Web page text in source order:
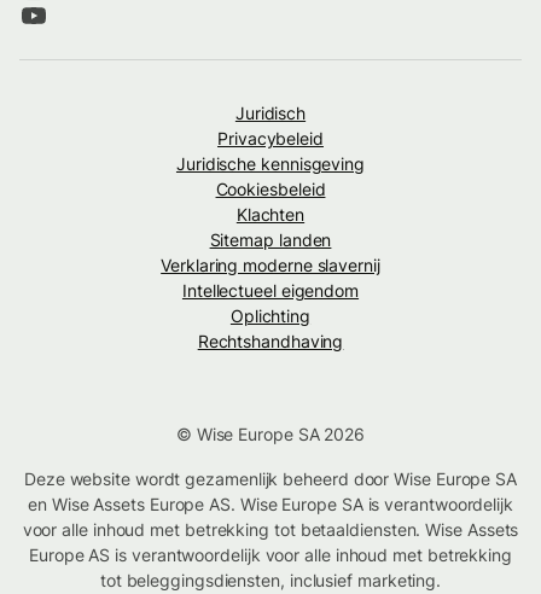
Juridisch
Privacybeleid
Juridische kennisgeving
Cookiesbeleid
Klachten
Sitemap landen
Verklaring moderne slavernij
Intellectueel eigendom
Oplichting
Rechtshandhaving
© Wise Europe SA 2026
Deze website wordt gezamenlijk beheerd door Wise Europe SA
en Wise Assets Europe AS. Wise Europe SA is verantwoordelijk
voor alle inhoud met betrekking tot betaaldiensten. Wise Assets
Europe AS is verantwoordelijk voor alle inhoud met betrekking
tot beleggingsdiensten, inclusief marketing.